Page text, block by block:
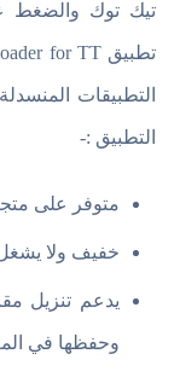
تيك توك والضغط
التطبيقات
التطبيق :-
متوفر على
خفيف ولا
يدعم تنزيل
وحفظها في